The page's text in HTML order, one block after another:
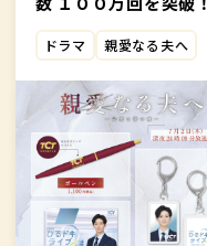
ドラマ 親愛なる夫へ